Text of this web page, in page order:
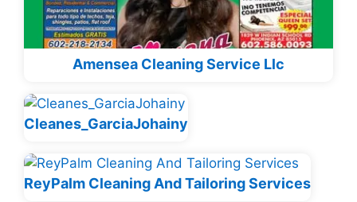
Amensea Cleaning Service Llc
Cleanes_GarciaJohainy
ReyPalm Cleaning And Tailoring Services